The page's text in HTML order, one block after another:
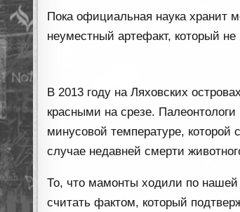
Пока официальная наука хранит
неуместный артефакт, который
В 2013 году на Ляховских
красными на срезе. Палеонтологи
минусовой температуре, которой
случае недавней смерти
То, что мамонты ходили по нашей
считать фактом, который